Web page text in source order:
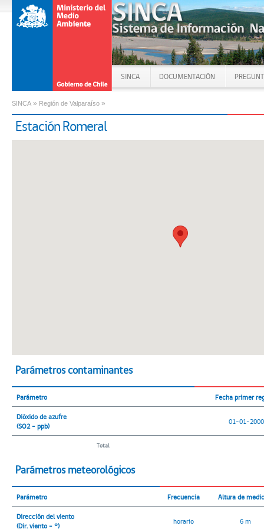
SINCA DOCUMENTACIÓN
SINCA » Región de Valparaíso »
Estación Romeral
Parámetros contaminantes
Parámetro Fecha primer
Dióxido de azufre
(SO2 - ppb)
01-01-2000
Total
Parámetros meteorológicos
Parámetro Frecuencia Altura de
Dirección del viento
(Dir. viento - °)
horario 6 m